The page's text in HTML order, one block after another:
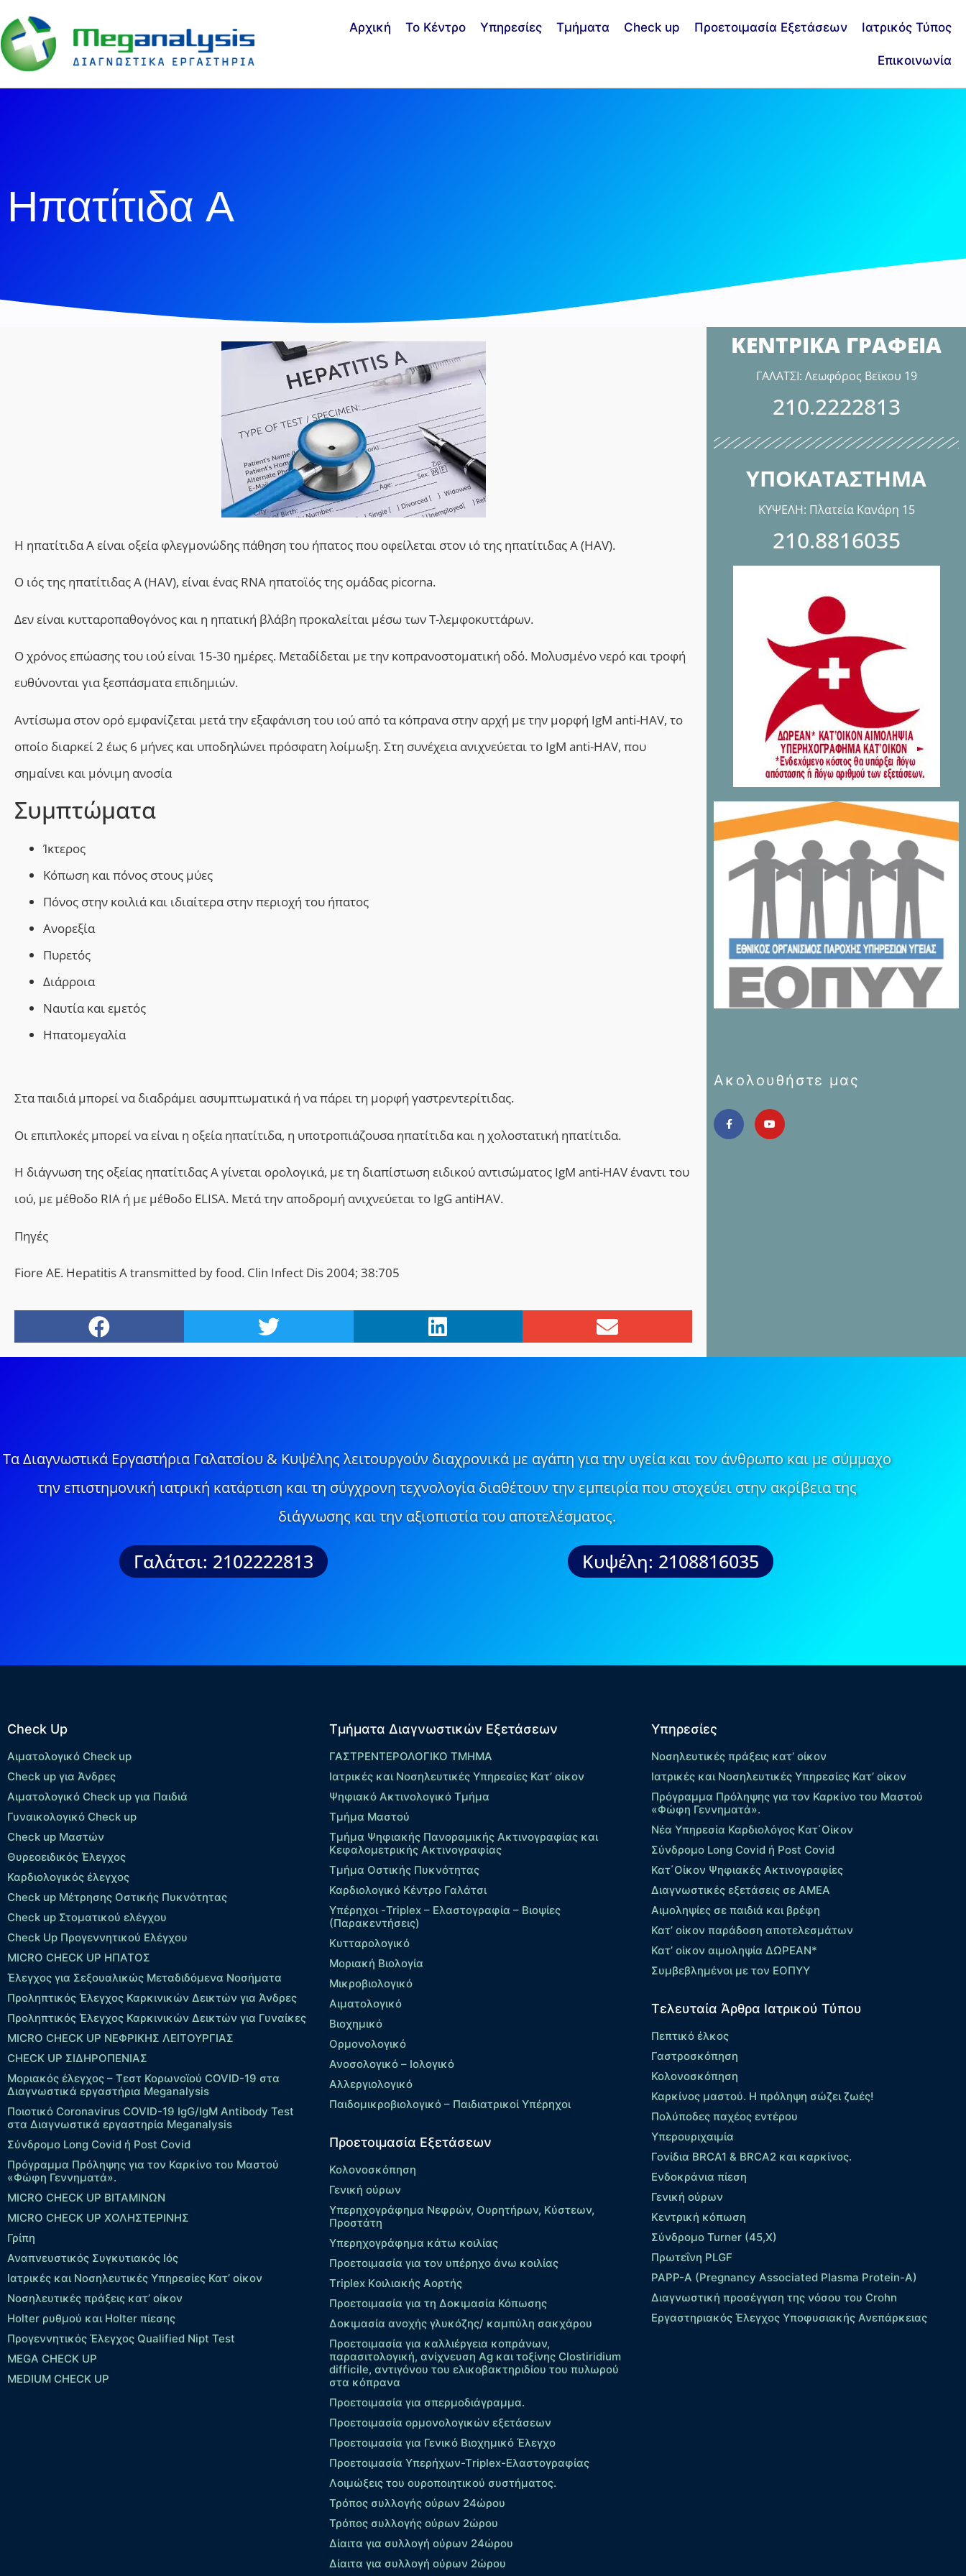
Αρχική Το Κέντρο Υπηρεσίες Τμήματα Check up Προετοιμασία Εξετάσεων Ιατρικός Τύπος
Επικοινωνία
Ηπατίτιδα Α
Η ηπατίτιδα Α είναι οξεία φλεγμονώδης πάθηση του ήπατος που οφείλεται στον ιό της ηπατίτιδας Α (HAV).
Ο ιός της ηπατίτιδας Α (HAV), είναι ένας RNA ηπατοϊός της ομάδας picorna.
Δεν είναι κυτταροπαθογόνος και η ηπατική βλάβη προκαλείται μέσω των Τ-λεμφοκυττάρων.
Ο χρόνος επώασης του ιού είναι 15-30 ημέρες. Μεταδίδεται με την κοπρανοστοματική οδό. Μολυσμένο νερό και τροφή
ευθύνονται για ξεσπάσματα επιδημιών.
Αντίσωμα στον ορό εμφανίζεται μετά την εξαφάνιση του ιού από τα κόπρανα στην αρχή με την μορφή IgM anti-HAV, το
οποίο διαρκεί 2 έως 6 μήνες και υποδηλώνει πρόσφατη λοίμωξη. Στη συνέχεια ανιχνεύεται το IgM anti-HAV, που
σημαίνει και μόνιμη ανοσία
Συμπτώματα
Ίκτερος
Κόπωση και πόνος στους μύες
Πόνος στην κοιλιά και ιδιαίτερα στην περιοχή του ήπατος
Ανορεξία
Πυρετός
Διάρροια
Ναυτία και εμετός
Ηπατομεγαλία
Στα παιδιά μπορεί να διαδράμει ασυμπτωματικά ή να πάρει τη μορφή γαστρεντερίτιδας.
Οι επιπλοκές μπορεί να είναι η οξεία ηπατίτιδα, η υποτροπιάζουσα ηπατίτιδα και η χολοστατική ηπατίτιδα.
Η διάγνωση της οξείας ηπατίτιδας Α γίνεται ορολογικά, με τη διαπίστωση ειδικού αντισώματος IgM anti-HAV έναντι του
ιού, με μέθοδο RIA ή με μέθοδο ELISA. Μετά την αποδρομή ανιχνεύεται το IgG antiHAV.
Πηγές
Fiore AE. Hepatitis A transmitted by food. Clin Infect Dis 2004; 38:705
ΚΕΝΤΡΙΚΑ ΓΡΑΦΕΙΑ
ΓΑΛΑΤΣΙ: Λεωφόρος Βεϊκου 19
210.2222813
ΥΠΟΚΑΤΑΣΤΗΜΑ
ΚΥΨΕΛΗ: Πλατεία Κανάρη 15
210.8816035
Ακολουθήστε μας
Τα Διαγνωστικά Εργαστήρια Γαλατσίου & Κυψέλης λειτουργούν διαχρονικά με αγάπη για την υγεία και τον άνθρωπο και με σύμμαχο
την επιστημονική ιατρική κατάρτιση και τη σύγχρονη τεχνολογία διαθέτουν την εμπειρία που στοχεύει στην ακρίβεια της
διάγνωσης και την αξιοπιστία του αποτελέσματος.
Γαλάτσι: 2102222813 Κυψέλη: 2108816035
Check Up
Αιματολογικό Check up
Check up για Άνδρες
Αιματολογικό Check up για Παιδιά
Γυναικολογικό Check up
Check up Μαστών
Θυρεοειδικός Έλεγχος
Καρδιολογικός έλεγχος
Check up Mέτρησης Οστικής Πυκνότητας
Check up Στοματικού ελέγχου
Check Up Προγεννητικού Ελέγχου
MICRO CHECK UP HΠΑΤΟΣ
Έλεγχος για Σεξουαλικώς Μεταδιδόμενα Νοσήματα
Προληπτικός Έλεγχος Καρκινικών Δεικτών για Άνδρες
Προληπτικός Έλεγχος Καρκινικών Δεικτών για Γυναίκες
MICRO CHECK UP ΝΕΦΡΙΚΗΣ ΛΕΙΤΟΥΡΓΙΑΣ
CHECK UP ΣΙΔΗΡΟΠΕΝΙΑΣ
Μοριακός έλεγχος – Τεστ Κορωνοϊού COVID-19 στα
Διαγνωστικά εργαστήρια Meganalysis
Ποιοτικό Coronavirus COVID-19 IgG/IgM Antibody Test
στα Διαγνωστικά εργαστηρία Meganalysis
Σύνδρομο Long Covid ή Post Covid
Πρόγραμμα Πρόληψης για τον Καρκίνο του Μαστού
«Φώφη Γεννηματά».
MICRO CHECK UP ΒΙΤΑΜΙΝΩΝ
MICRO CHECK UP ΧΟΛΗΣΤΕΡΙΝΗΣ
Γρίπη
Αναπνευστικός Συγκυτιακός Ιός
Ιατρικές και Νοσηλευτικές Υπηρεσίες Κατ’ οίκον
Νοσηλευτικές πράξεις κατ’ οίκον
Holter ρυθμού και Holter πίεσης
Προγεννητικός Έλεγχος Qualified Nipt Test
MEGA CHECK UP
MEDIUM CHECK UP
Τμήματα Διαγνωστικών Εξετάσεων
ΓΑΣΤΡΕΝΤΕΡΟΛΟΓΙΚΟ ΤΜΗΜΑ
Ιατρικές και Νοσηλευτικές Υπηρεσίες Κατ’ οίκον
Ψηφιακό Ακτινολογικό Τμήμα
Τμήμα Μαστού
Τμήμα Ψηφιακής Πανοραμικής Ακτινογραφίας και
Κεφαλομετρικής Ακτινογραφίας
Τμήμα Οστικής Πυκνότητας
Καρδιολογικό Κέντρο Γαλάτσι
Υπέρηχοι -Triplex – Eλαστογραφία – Βιοψίες
(Παρακεντήσεις)
Κυτταρολογικό
Μοριακή Βιολογία
Μικροβιολογικό
Αιματολογικό
Βιοχημικό
Ορμονολογικό
Ανοσολογικό – Ιολογικό
Αλλεργιολογικό
Παιδομικροβιολογικό – Παιδιατρικοί Υπέρηχοι
Προετοιμασία Εξετάσεων
Κολονοσκόπηση
Γενική ούρων
Υπερηχογράφημα Νεφρών, Ουρητήρων, Κύστεων,
Προστάτη
Υπερηχογράφημα κάτω κοιλίας
Προετοιμασία για τον υπέρηχο άνω κοιλίας
Τriplex Kοιλιακής Αορτής
Προετοιμασία για τη Δοκιμασία Κόπωσης
Δοκιμασία ανοχής γλυκόζης/ καμπύλη σακχάρου
Προετοιμασία για καλλιέργεια κοπράνων,
παρασιτολογική, ανίχνευση Ag και τοξίνης Clostiridium
difficile, αντιγόνου του ελικοβακτηριδίου του πυλωρού
στα κόπρανα
Προετοιμασία για σπερμοδιάγραμμα.
Προετοιμασία ορμονολογικών εξετάσεων
Προετοιμασία για Γενικό Βιοχημικό Έλεγχο
Προετοιμασία Υπερήχων-Τriplex-Ελαστογραφίας
Λοιμώξεις του ουροποιητικού συστήματος.
Τρόπος συλλογής ούρων 24ώρου
Τρόπος συλλογής ούρων 2ώρου
Δίαιτα για συλλογή ούρων 24ώρου
Δίαιτα για συλλογή ούρων 2ώρου
Υπηρεσίες
Νοσηλευτικές πράξεις κατ’ οίκον
Ιατρικές και Νοσηλευτικές Υπηρεσίες Κατ’ οίκον
Πρόγραμμα Πρόληψης για τον Καρκίνο του Μαστού
«Φώφη Γεννηματά».
Νέα Υπηρεσία Καρδιολόγος Kατ΄Οίκον
Σύνδρομο Long Covid ή Post Covid
Κατ΄Οίκον Ψηφιακές Ακτινογραφίες
Διαγνωστικές εξετάσεις σε ΑΜΕΑ
Αιμοληψίες σε παιδιά και βρέφη
Κατ’ οίκον παράδοση αποτελεσμάτων
Κατ’ οίκον αιμοληψία ΔΩΡΕΑΝ*
Συμβεβλημένοι με τον ΕΟΠΥΥ
Τελευταία Άρθρα Ιατρικού Τύπου
Πεπτικό έλκος
Γαστροσκόπηση
Κολονοσκόπηση
Καρκίνος μαστού. Η πρόληψη σώζει ζωές!
Πολύποδες παχέος εντέρου
Yπερουριχαιμία
Γονίδια BRCA1 & BRCA2 και καρκίνος.
Ενδοκράνια πίεση
Γενική ούρων
Κεντρική κόπωση
Σύνδρομο Turner (45,X)
Πρωτεΐνη PLGF
PAPP-A (Pregnancy Associated Plasma Protein-A)
Διαγνωστική προσέγγιση της νόσου του Crohn
Εργαστηριακός Έλεγχος Υποφυσιακής Ανεπάρκειας